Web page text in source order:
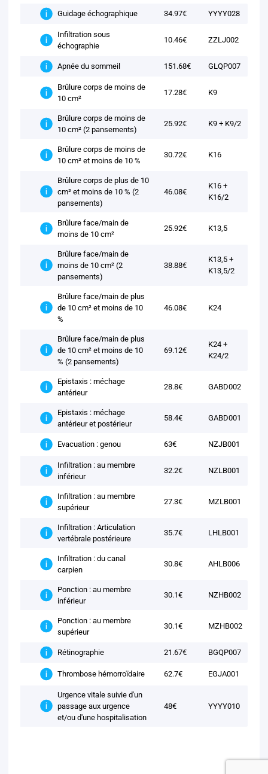
Guidage échographique 34.97€ YYYY028
Infiltration sous
échographie
10.46€ ZZLJ002
Apnée du sommeil 151.68€ GLQP007
Brûlure corps de moins de
10 cm²
17.28€ K9
Brûlure corps de moins de
10 cm² (2 pansements)
25.92€ K9 + K9/2
Brûlure corps de moins de
10 cm² et moins de 10 %
30.72€ K16
Brûlure corps de plus de 10
cm² et moins de 10 % (2
pansements)
46.08€
K16 +
K16/2
Brûlure face/main de
moins de 10 cm²
25.92€ K13,5
Brûlure face/main de
moins de 10 cm² (2
pansements)
38.88€
K13,5 +
K13,5/2
Brûlure face/main de plus
de 10 cm² et moins de 10
%
46.08€ K24
Brûlure face/main de plus
de 10 cm² et moins de 10
% (2 pansements)
69.12€
K24 +
K24/2
Epistaxis : méchage
antérieur
28.8€ GABD002
Epistaxis : méchage
antérieur et postérieur
58.4€ GABD001
Evacuation : genou 63€ NZJB001
Infiltration : au membre
inférieur
32.2€ NZLB001
Infiltration : au membre
supérieur
27.3€ MZLB001
Infiltration : Articulation
vertébrale postérieure
35.7€ LHLB001
Infiltration : du canal
carpien
30.8€ AHLB006
Ponction : au membre
inférieur
30.1€ NZHB002
Ponction : au membre
supérieur
30.1€ MZHB002
Rétinographie 21.67€ BGQP007
Thrombose hémorroïdaire 62.7€ EGJA001
Urgence vitale suivie d'un
passage aux urgence
et/ou d'une hospitalisation
48€ YYYY010